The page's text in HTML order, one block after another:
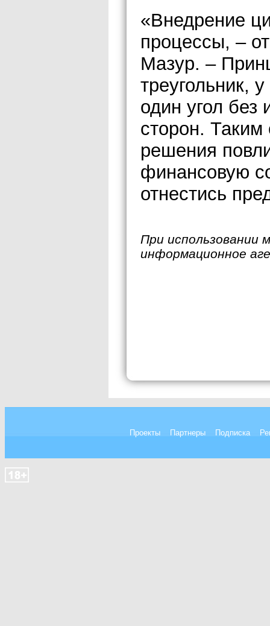
«Внедрение
процессы, –
Мазур. –
треугольник,
один угол без
сторон.
решения
финансовую
отнестись
При использовании
информационное
Проекты Партнеры Подписка